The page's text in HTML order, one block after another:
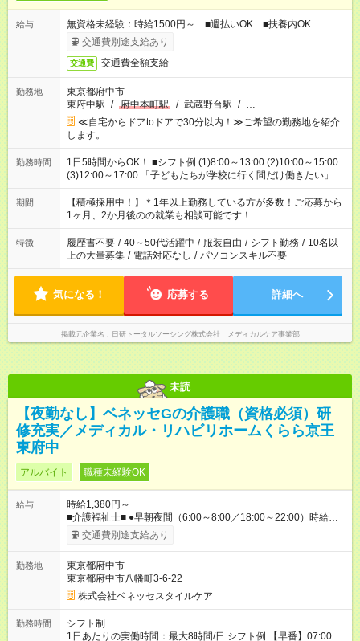
給与
無資格未経験：時給1500円～ ■週払いOK ■扶養内OK
交通費別途支給あり
交通費 交通費全額支給
勤務地
東京都府中市
東府中駅 / 府中本町駅 / 武蔵野台駅 / …
≪自宅からドアtoドアで30分以内！≫ご希望の勤務地を紹介
します。
勤務時間
1日5時間からOK！ ■シフト例 (1)8:00～13:00 (2)10:00～15:00
(3)12:00～17:00 「子どもたちが学校に行く間だけ働きたい」
「余裕を持って夕飯の準備がしたい」 「午前中は働いて、午後
はプライベートの時間にしたい」 など、ご希望を教えてくださ
いね。 ※Wワーク希望の方へ 今ご覧のお仕事で希望する勤務時
間と、もう1つのお仕事の勤務時間。 合計で週40時間を超える
場合は応募できません。
期間
【積極採用中！】＊1年以上勤務している方が多数！ご応募から
1ヶ月、2か月後のの就業も相談可能です！
特徴 履歴書不要 / 40～50代活躍中 / 服装自由 / シフト勤務 / 10名以
上の大量募集 / 電話対応なし / パソコンスキル不要
気になる！ 応募する 詳細へ
掲載元企業名 日研トータルソーシング株式会社 メディカルケア事業部
未読
【夜勤なし】ベネッセGの介護職（資格必須）研
修充実／メディカル・リハビリホームくらら京王
東府中
アルバイト 職種未経験OK
給与
時給1,380円～
■介護福祉士■ ●早朝夜間（6:00～8:00／18:00～22:00）時給：
1580円～ ●日中帯（8:00～18:00）時給：1480円～ ■初任者研修
■ ●早朝夜間（6:00～8:00／18:00～22:00）時給：1480円～ ●日
なる場合、居住支援特別手当50～100円／時を支給 ※社内専門
資格を取得した場合は手当支給（1資格につき、60円／時）
【試用期間】試用期間なし
交通費別途支給あり
勤務地
東京都府中市
東京都府中市八幡町3-6-22
株式会社ベネッセスタイルケア
勤務時間
シフト制
1日あたりの実働時間：最大8時間/日 シフト例 【早番】07:00～